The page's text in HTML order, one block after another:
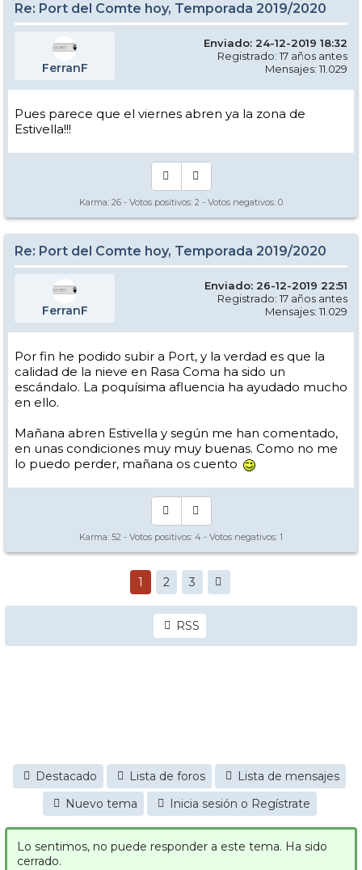
Re: Port del Comte hoy, Temporada 2019/2020
FerranF
Enviado: 24-12-2019 18:32
Registrado: 17 años antes
Mensajes: 11.029
Pues parece que el viernes abren ya la zona de
Estivella!!!
Karma: 26 - Votos positivos: 2 - Votos negativos: 0
Re: Port del Comte hoy, Temporada 2019/2020
FerranF
Enviado: 26-12-2019 22:51
Registrado: 17 años antes
Mensajes: 11.029
Por fin he podido subir a Port, y la verdad es que la
calidad de la nieve en Rasa Coma ha sido un
escándalo. La poquísima afluencia ha ayudado mucho
en ello.
Mañana abren Estivella y según me han comentado,
en unas condiciones muy muy buenas. Como no me
lo puedo perder, mañana os cuento
Karma: 52 - Votos positivos: 4 - Votos negativos: 1
1 2 3
RSS
Destacado Lista de foros
Lista de mensajes
Nuevo tema
Inicia sesión o Regístrate
Lo sentimos, no puede responder a este tema. Ha sido
cerrado.